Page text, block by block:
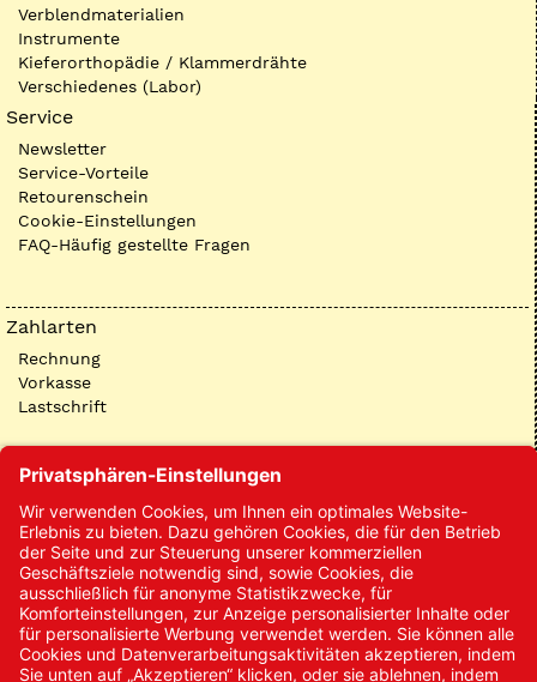
Verblendmaterialien
Instrumente
Kieferorthopädie / Klammerdrähte
Verschiedenes (Labor)
Service
Newsletter
Service-Vorteile
Retourenschein
Cookie-Einstellungen
FAQ-Häufig gestellte Fragen
Zahlarten
Rechnung
Vorkasse
Lastschrift
Kontakt
Kontakt/Anfrage
Neukundenanmeldung
Kennwort vergessen